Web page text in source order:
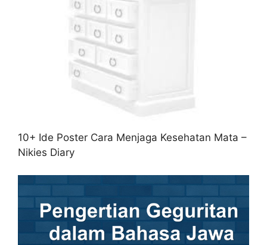
10+ Ide Poster Cara Menjaga Kesehatan Mata –
Nikies Diary